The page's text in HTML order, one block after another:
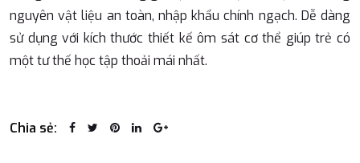
nguyên vật liệu an toàn, nhập khẩu chính ngạch. Dễ dàng
sử dụng với kích thước thiết kế ôm sát cơ thể giúp trẻ có
một tư thế học tập thoải mái nhất.
Chia sẻ: